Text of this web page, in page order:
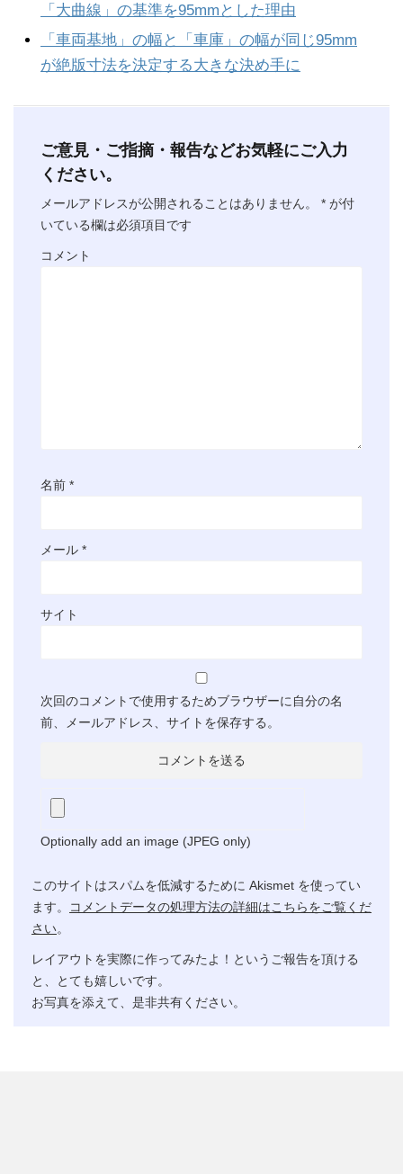
「大曲線」の基準を95mmとした理由
「車両基地」の幅と「車庫」の幅が同じ95mm
が絶版寸法を決定する大きな決め手に
ご意見・ご指摘・報告などお気軽にご入力
ください。
メールアドレスが公開されることはありません。 * が付
いている欄は必須項目です
コメント
名前 *
メール *
サイト
次回のコメントで使用するためブラウザーに自分の名
前、メールアドレス、サイトを保存する。
Optionally add an image (JPEG only)
このサイトはスパムを低減するために Akismet を使ってい
ます。
コメントデータの処理方法の詳細はこちらをご覧くだ
さい。
レイアウトを実際に作ってみたよ！というご報告を頂ける
と、とても嬉しいです。
お写真を添えて、是非共有ください。